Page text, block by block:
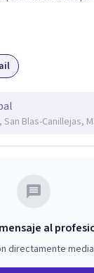
y
ofrece un
de
Coaching es
una vida con
San Blas-Canillejas,
al
directamente